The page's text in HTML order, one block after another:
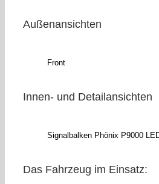
Außenansichten
Front
Innen- und Detailansichten
Signalbalken Phönix P9000
Das Fahrzeug im Einsatz: